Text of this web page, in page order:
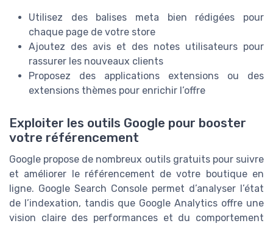
Utilisez des balises meta bien rédigées pour
chaque page de votre store
Ajoutez des avis et des notes utilisateurs pour
rassurer les nouveaux clients
Proposez des applications extensions ou des
extensions thèmes pour enrichir l’offre
Exploiter les outils Google pour booster
votre référencement
Google propose de nombreux outils gratuits pour suivre
et améliorer le référencement de votre boutique en
ligne. Google Search Console permet d’analyser l’état
de l’indexation, tandis que Google Analytics offre une
vision claire des performances et du comportement